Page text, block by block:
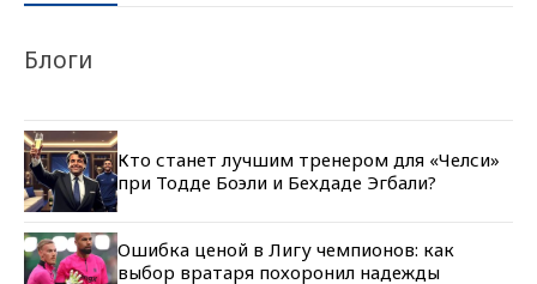
Блоги
Кто станет лучшим тренером для «Челси»
при Тодде Боэли и Бехдаде Эгбали?
Ошибка ценой в Лигу чемпионов: как
выбор вратаря похоронил надежды